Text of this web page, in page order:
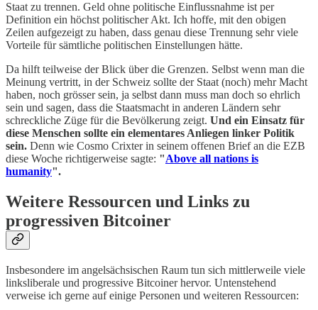
Staat zu trennen. Geld ohne politische Einflussnahme ist per
Definition ein höchst politischer Akt. Ich hoffe, mit den obigen
Zeilen aufgezeigt zu haben, dass genau diese Trennung sehr viele
Vorteile für sämtliche politischen Einstellungen hätte.
Da hilft teilweise der Blick über die Grenzen. Selbst wenn man die
Meinung vertritt, in der Schweiz sollte der Staat (noch) mehr Macht
haben, noch grösser sein, ja selbst dann muss man doch so ehrlich
sein und sagen, dass die Staatsmacht in anderen Ländern sehr
schreckliche Züge für die Bevölkerung zeigt. Und ein Einsatz für
diese Menschen sollte ein elementares Anliegen linker Politik
sein. Denn wie Cosmo Crixter in seinem offenen Brief an die EZB
diese Woche richtigerweise sagte: "Above all nations is
humanity".
Weitere Ressourcen und Links zu
progressiven Bitcoiner
Insbesondere im angelsächsischen Raum tun sich mittlerweile viele
linksliberale und progressive Bitcoiner hervor. Untenstehend
verweise ich gerne auf einige Personen und weiteren Ressourcen: